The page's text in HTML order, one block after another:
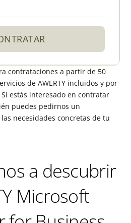
contrataciones a partir de 50
de AWERTY incluidos y por
estás interesado en contratar
puedes pedirnos un
necesidades concretas de tu
a descubrir
Microsoft